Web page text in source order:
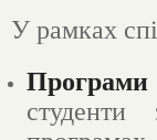
У рамках
Програми